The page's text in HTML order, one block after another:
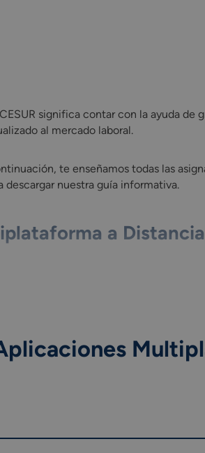
significa contar con la ayuda de
al mercado laboral.
te enseñamos todas las
nuestra guía informativa.
a Distancia